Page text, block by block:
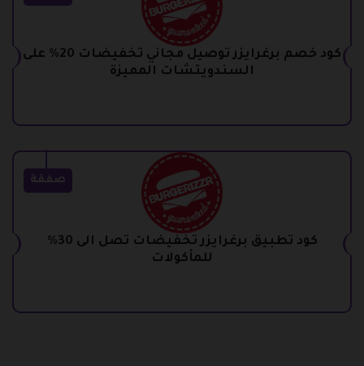
كود خصم برغرايزر توصيل مجاني تخفيضات 20% على
السندويتشات المميزة
صفقة
كود تطبيق برغرايزر تخفيضات تصل الى 30%
للمأكولات